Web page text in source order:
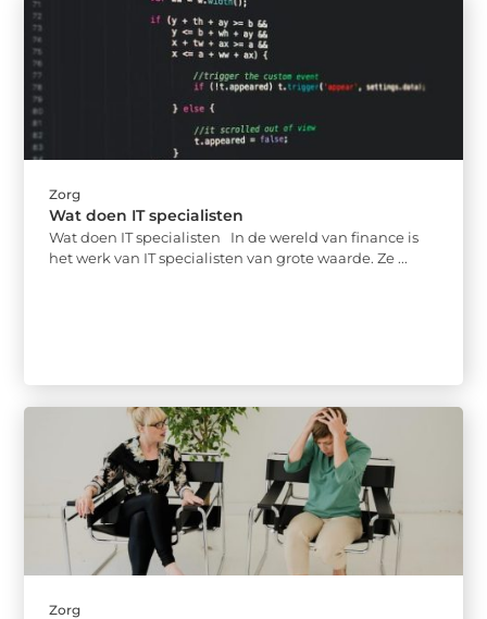
Zorg
Wat doen IT specialisten
Wat doen IT specialisten In de wereld van finance is
het werk van IT specialisten van grote waarde. Ze ...
Zorg